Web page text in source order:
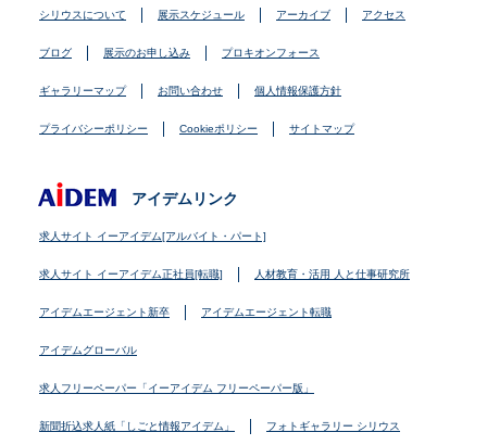
シリウスについて 展示スケジュール アーカイブ アクセス
ブログ 展示のお申し込み プロキオンフォース
ギャラリーマップ お問い合わせ 個人情報保護方針
プライバシーポリシー Cookieポリシー サイトマップ
アイデムリンク
求人サイト イーアイデム[アルバイト・パート]
求人サイト イーアイデム正社員[転職] 人材教育・活用 人と仕事研究所
アイデムエージェント新卒 アイデムエージェント転職
アイデムグローバル
求人フリーペーパー「イーアイデム フリーペーパー版」
新聞折込求人紙「しごと情報アイデム」 フォトギャラリー シリウス